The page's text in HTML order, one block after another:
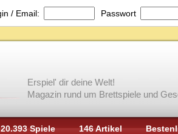
/ Email: Passwort
Erspiel' dir deine Welt!
Magazin rund um Brettspiele und
20.393 Spiele 146 Artikel